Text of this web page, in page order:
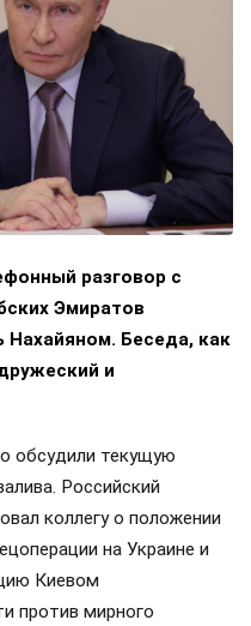
разговор с
Эмиратов
Беседа, как
и
обсудили текущую
Российский
коллегу о положении
на Украине и
Киевом
против мирного